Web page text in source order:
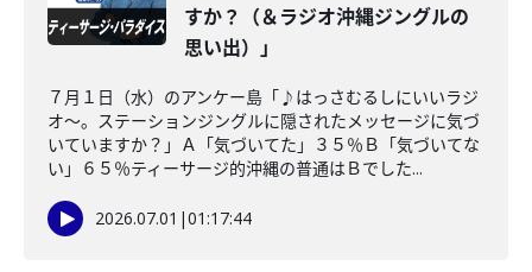
すか？（＆ラジオ沖縄ジングルの
思い出）」
７月１日（水）のアンケー島「♪はっさむるしにいいラジ
オ〜。ステーションジングルに隠されたメッセージに気づ
いていますか？」Ａ「気づいてた」３５％Ｂ「気づいてな
い」６５％ティーサージ的沖縄の普通はＢでした...
2026.07.01 |01:17:44